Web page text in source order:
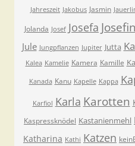
Jahreszeit Jakobus Jasmin
Jolanda Josef Josefa
Jule Jungpflanzen Jupiter Jutta
Kalea Kamelie Kamera Kamille
Kanada Kanu Kapelle Kappa
Karfiol Karla Karotten
Kaspressknödel Kastanienmehl
Katharina Kathi Katzen